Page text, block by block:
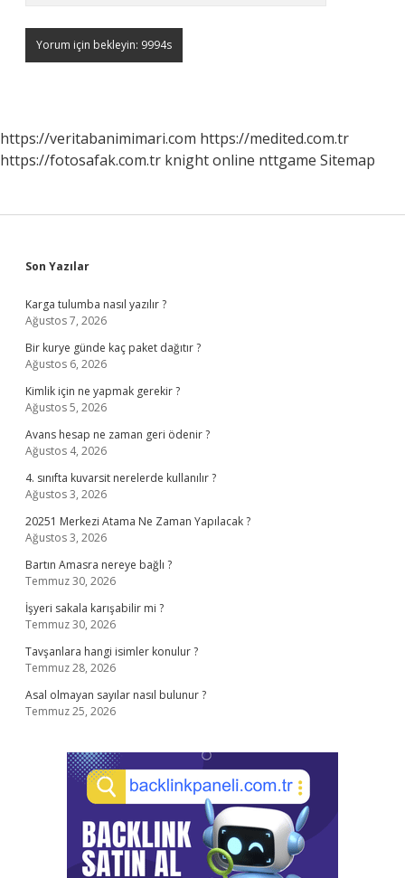
https://veritabanimimari.com https://medited.com.tr
https://fotosafak.com.tr knight online nttgame Sitemap
Sidebar
Son Yazılar
Karga tulumba nasıl yazılır ?
Ağustos 7, 2026
Bir kurye günde kaç paket dağıtır ?
Ağustos 6, 2026
Kimlik için ne yapmak gerekir ?
Ağustos 5, 2026
Avans hesap ne zaman geri ödenir ?
Ağustos 4, 2026
4. sınıfta kuvarsit nerelerde kullanılır ?
Ağustos 3, 2026
20251 Merkezi Atama Ne Zaman Yapılacak ?
Ağustos 3, 2026
Bartın Amasra nereye bağlı ?
Temmuz 30, 2026
İşyeri sakala karışabilir mi ?
Temmuz 30, 2026
Tavşanlara hangi isimler konulur ?
Temmuz 28, 2026
Asal olmayan sayılar nasıl bulunur ?
Temmuz 25, 2026